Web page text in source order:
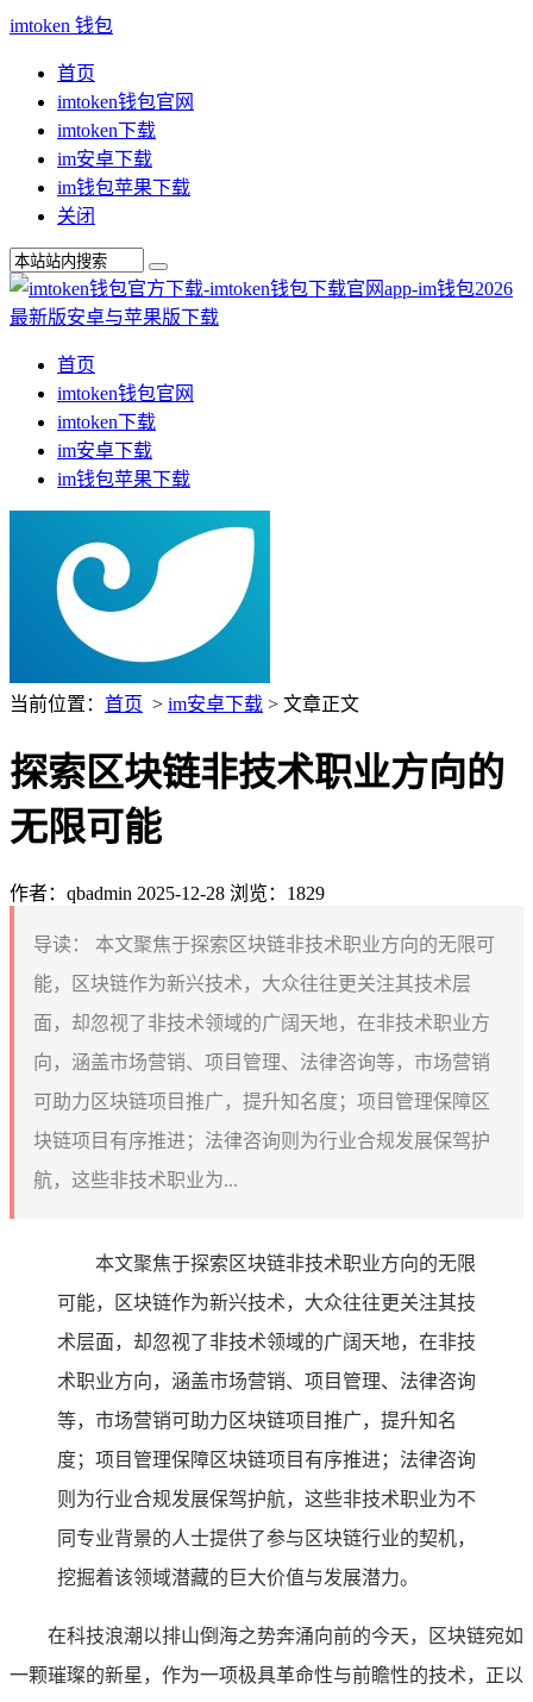
imtoken 钱包
首页
imtoken钱包官网
imtoken下载
im安卓下载
im钱包苹果下载
关闭
首页
imtoken钱包官网
imtoken下载
im安卓下载
im钱包苹果下载
当前位置： 首页 > im安卓下载 > 文章正文
探索区块链非技术职业方向的
无限可能
作者：qbadmin 2025-12-28 浏览：1829
导读：
本文聚焦于探索区块链非技术职业方向的无限可
能，区块链作为新兴技术，大众往往更关注其技术层
面，却忽视了非技术领域的广阔天地，在非技术职业方
向，涵盖市场营销、项目管理、法律咨询等，市场营销
可助力区块链项目推广，提升知名度；项目管理保障区
块链项目有序推进；法律咨询则为行业合规发展保驾护
航，这些非技术职业为...
本文聚焦于探索区块链非技术职业方向的无限
可能，区块链作为新兴技术，大众往往更关注其技
术层面，却忽视了非技术领域的广阔天地，在非技
术职业方向，涵盖市场营销、项目管理、法律咨询
等，市场营销可助力区块链项目推广，提升知名
度；项目管理保障区块链项目有序推进；法律咨询
则为行业合规发展保驾护航，这些非技术职业为不
同专业背景的人士提供了参与区块链行业的契机，
挖掘着该领域潜藏的巨大价值与发展潜力。
在科技浪潮以排山倒海之势奔涌向前的今天，区块链宛如
一颗璀璨的新星，作为一项极具革命性与前瞻性的技术，正以